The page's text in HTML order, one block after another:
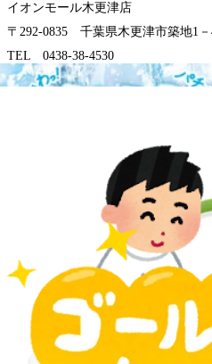
イオンモール木更津店
〒292-0835 千葉県木更津市築地1
TEL 0438-38-4530
オンライン予約は24時間受付可能
LINE＠も友だち募集中
WEB予約する
電話予約する 0438-38-4530